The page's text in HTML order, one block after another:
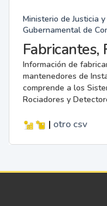
Ministerio de Justicia
Gubernamental de
Información de
mantenedores de
comprende a los
Rociadores y
| otro csv